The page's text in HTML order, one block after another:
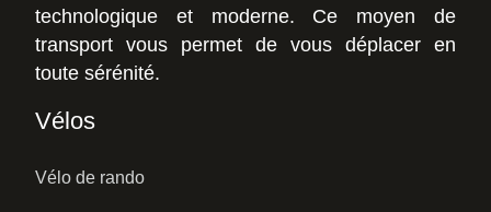
technologique et moderne. Ce moyen de
transport vous permet de vous déplacer en
toute sérénité.
Vélos
Vélo de rando